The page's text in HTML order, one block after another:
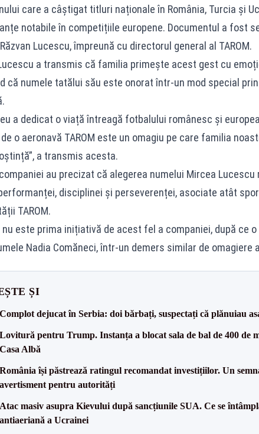
care a câștigat titluri naționale în România, Turcia și
notabile în competițiile europene. Documentul a fost
Lucescu, împreună cu directorul general al TAROM.
a transmis că familia primește acest gest cu
că numele tatălui său este onorat într-un mod special
a dedicat o viață întreagă fotbalului românesc și
o aeronavă TAROM este un omagiu pe care familia
a transmis acesta.
au precizat că alegerea numelui Mircea
disciplinei și perseverenței, asociate atât
TAROM.
este prima inițiativă de acest fel a companiei, după ce
Nadia Comăneci, într-un demers similar de omagiere
ȘI
dejucat în Serbia: doi bărbați, suspectați că plănuiau
Lovitură pentru Trump. Instanța a blocat sala de bal de 400 de
Casa Albă
România își păstrează ratingul recomandat investițiilor. Un
avertisment pentru autorități
Atac masiv asupra Kievului după sancțiunile SUA. Ce se
antiaeriană a Ucrainei